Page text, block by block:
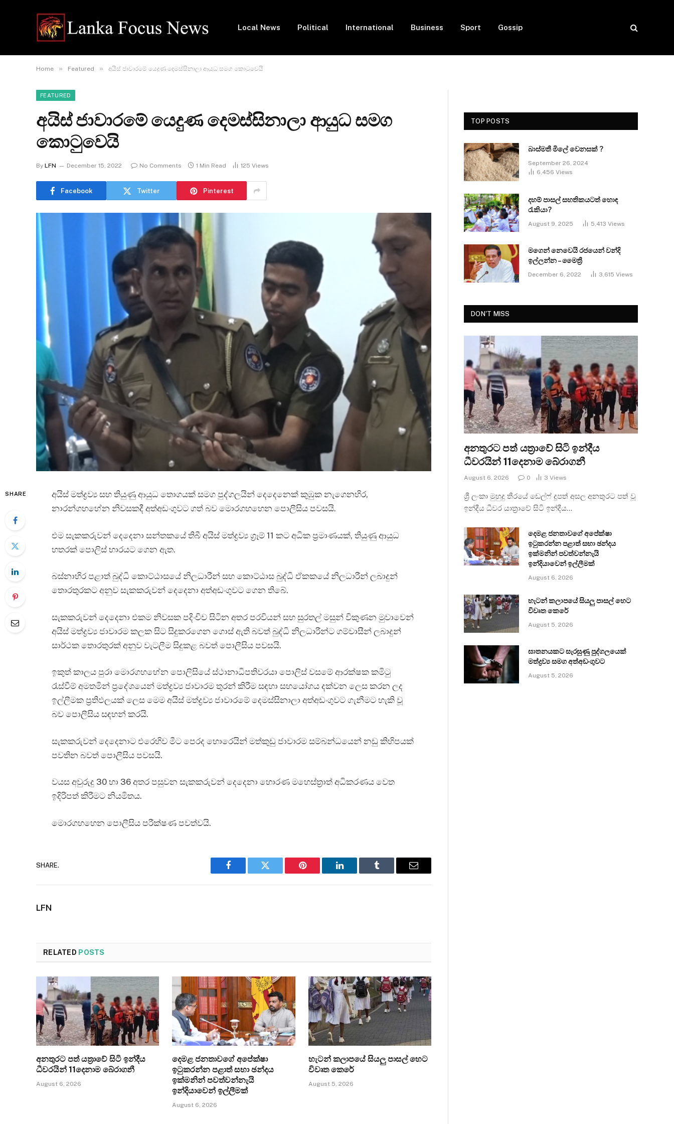
Local News Political International Business Sport Gossip
Home » Featured » අයිස් ජාවාරමේ යෙදුණ දෙමස්සිනාලා ආයුධ සමග කොටුවෙයි
FEATURED
අයිස් ජාවාරමේ යෙදුණ දෙමස්සිනාලා ආයුධ සමග
කොටුවෙයි
By LFN December 15, 2022 No Comments 1 Min Read 125 Views
Facebook Twitter Pinterest
SHARE
අයිස් මත්ද්‍රව්‍ය සහ තියුණු ආයුධ තොගයක් සමග පුද්ගලයින් දෙදෙනෙක් කුඹුක නැගෙනහිර,
නාරන්ගහහේන නිවසකදී අත්අඩංගුවට ගත් බව මොරගහහෙන පොලීසිය පවසයි.
එම සැකකරුවන් දෙදෙනා සන්තකයේ තිබී අයිස් මත්ද්‍රව්‍ය ග්‍රෑම් 11 කට අධික ප්‍රමාණයක්, තියුණු ආයුධ
හතරක් පොලිස් භාරයට ගෙන ඇත.
බස්නාහිර පළාත් බුද්ධි කොට්ඨාසයේ නිලධාරීන් සහ කොට්ඨාස බුද්ධි ඒකකයේ නිලධාරීන් ලබාදුන්
තොරතුරකට අනුව සැකකරුවන් දෙදෙනා අත්අඩංගුවට ගෙන තිබේ.
සැකකරුවන් දෙදෙනා එකම නිවසක පදිංචිව සිටින අතර පරවියන් සහ සුරතල් මසුන් විකුණන මුවාවෙන්
අයිස් මත්ද්‍රව්‍ය ජාවාරම කලක සිට සිදුකරගෙන ගොස් ඇති බවත් බුද්ධි නිලධාරීන්ට ගම්වාසීන් ලබාදුන්
සාර්ථක තොරතුරක් අනුව වැටලීම සිදුකළ බවත් පොලීසිය පවසයි.
ඉකුත් කාලය පුරා මොරගහහේන පොලිසියේ ස්ථානාධිපතිවරයා පොලිස් වසමේ ආරක්ෂක කමිටු
රැස්වීම් අමතමින් ප්‍රදේශයෙන් මත්ද්‍රව්‍ය ජාවාරම තුරන් කිරීම සඳහා සහයෝගය දක්වන ලෙස කරන ලද
ඉල්ලීමක ප්‍රතිඵලයක් ලෙස මෙම අයිස් මත්ද්‍රව්‍ය ජාවාරමේ දෙමස්සිනාලා අත්අඩංගුවට ගැනීමට හැකි වූ
බව පොලීසිය සඳහන් කරයි.
සැකකරුවන් දෙදෙනාට එරෙහිව මීට පෙරද හොරෙයින් මත්කුඩු ජාවාරම සම්බන්ධයෙන් නඩු කිහිපයක්
පවතින බවත් පොලීසිය පවසයි.
වයස අවුරුදු 30 හා 36 අතර පසුවන සැකකරුවන් දෙදෙනා හොරණ මහෙස්ත්‍රාත් අධිකරණය වෙත
ඉදිරිපත් කිරීමට නියමිතය.
මොරගහහෙන පොලීසිය පරීක්ෂණ පවත්වයි.
SHARE.
Facebook Twitter Pinterest LinkedIn Tumblr Email
LFN
RELATED POSTS
අනතුරට පත් යත්‍රාවේ සිටි ඉන්දීය
ධීවරයින් 11දෙනාම බේරාගනී
August 6, 2026
දෙමළ ජනතාවගේ අපේක්ෂා
ඉටුකරන්න පළාත් සභා ඡන්දය
ඉක්මනින් පවත්වන්නැයි
ඉන්දියාවෙන් ඉල්ලීමක්
August 6, 2026
හැටන් කලාපයේ සියලු පාසල් හෙට
විවෘත කෙරේ
August 5, 2026
TOP POSTS
බාස්මතී මිලේ වෙනසක් ?
September 26, 2024
6,456 Views
දහම් පාසල් සහතිකයටත් හොඳ
රැකියා?
August 9, 2025 5,413 Views
මගෙන් නෙවෙයි රජයෙන් වන්දි
ඉල්ලන්න – මෛත්‍රී
December 6, 2022 3,615 Views
DON'T MISS
අනතුරට පත් යත්‍රාවේ සිටි ඉන්දීය
ධීවරයින් 11දෙනාම බේරාගනී
August 6, 2026 0 3 Views
ශ්‍රී ලංකා මුහුදු තීරයේ ඩෙල්ෆ් දූපත් අසල අනතුරට පත් වූ
ඉන්දීය ධීවර යාත්‍රාවේ සිටි ඉන්දීය…
දෙමළ ජනතාවගේ අපේක්ෂා
ඉටුකරන්න පළාත් සභා ඡන්දය
ඉක්මනින් පවත්වන්නැයි
ඉන්දියාවෙන් ඉල්ලීමක්
August 6, 2026
හැටන් කලාපයේ සියලු පාසල් හෙට
විවෘත කෙරේ
August 5, 2026
ඝාතනයකට සැරසුණු පුද්ගලයෙක්
මත්ද්‍රව්‍ය සමග අත්අඩංගුවට
August 5, 2026